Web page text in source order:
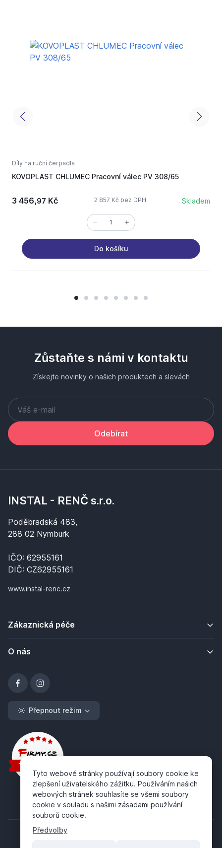
Díly na ruční čerpadla
KOVOPLAST CHLUMEC Pracovní válec PV 308/65
3 456,97 Kč 2 857 Kč bez DPH Skladem
Do košíku
Zůstaňte s námi v kontaktu
Získejte novinky o našich produktech a slevách
Odebírat
INSTAL - RENČ s.r.o.
Poděbradská 483,
288 02 Nymburk
IČO: 62955161
DIČ: CZ62955161
www.instal-renc.cz
Zákaznická péče
O nás
Přepnout režim
Tyto webové stránky používají soubory cookie ke
zlepšení uživatelského zážitku. Používáním našich
webových stránek souhlasíte se všemi soubory
cookie v souladu s našimi zásadami používání
souborů cookie.
Předvolby